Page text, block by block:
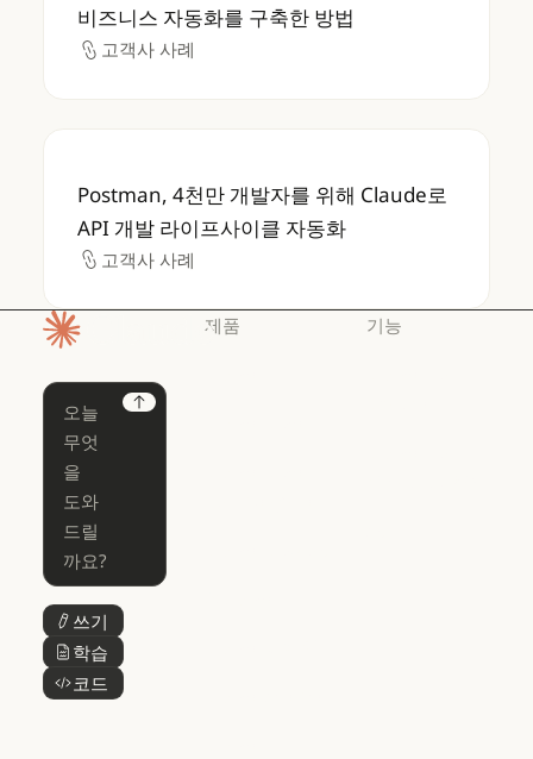
비즈니스 자동화를 구축한 방법
고객사 사례
고객사 사례
Postman, 4천만 개발자를 위해 Claude로
Postman, 4천만 개발자를 위해 Claude로
API 개발 라이프사이클 자동화
고객사 사례
고객사 사례
Next
쓰기
버튼 텍스트
학습
버튼 텍스트
코드
버튼 텍스트
제품 기능